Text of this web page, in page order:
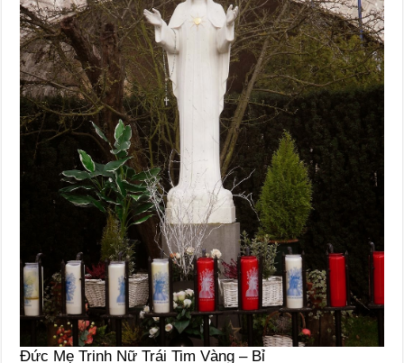
Đức Mẹ Trinh Nữ Trái Tim Vàng – Bỉ